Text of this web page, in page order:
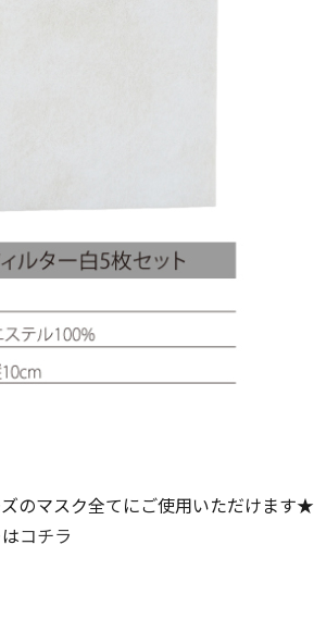
のマスク全てにご使用いただけます★
コチラ